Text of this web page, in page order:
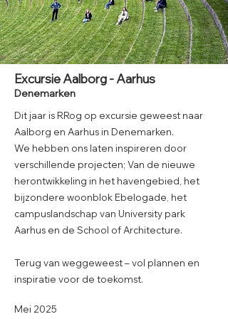
Excursie Aalborg - Aarhus
Denemarken
Dit jaar is RRog op excursie geweest naar
Aalborg en Aarhus in Denemarken.
We hebben ons laten inspireren door
verschillende projecten; Van de nieuwe
herontwikkeling in het havengebied, het
bijzondere woonblok Ebelogade, het
campuslandschap van University park
Aarhus en de School of Architecture.
Terug van weggeweest – vol plannen en
inspiratie voor de toekomst.
Mei 2025